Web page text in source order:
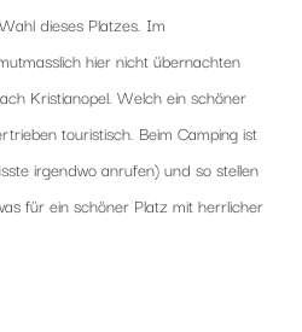
dieses Platzes. Im
hier nicht übernachten
Kristianopel. Welch ein schöner
touristisch. Beim Camping ist
irgendwo anrufen) und so stellen
für ein schöner Platz mit herrlicher